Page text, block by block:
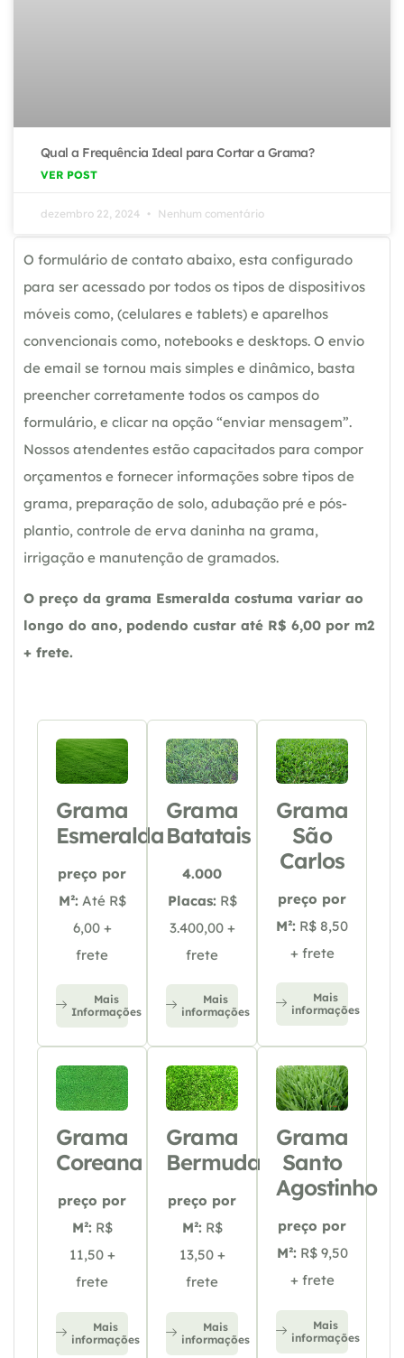
Qual a Frequência Ideal para Cortar a Grama?
VER POST
dezembro 22, 2024 Nenhum comentário
O formulário de contato abaixo, esta configurado
para ser acessado por todos os tipos de dispositivos
móveis como, (celulares e tablets) e aparelhos
convencionais como, notebooks e desktops. O envio
de email se tornou mais simples e dinâmico, basta
preencher corretamente todos os campos do
formulário, e clicar na opção “enviar mensagem”.
Nossos atendentes estão capacitados para compor
orçamentos e fornecer informações sobre tipos de
grama, preparação de solo, adubação pré e pós-
plantio, controle de erva daninha na grama,
irrigação e manutenção de gramados.
O preço da grama Esmeralda costuma variar ao
longo do ano, podendo custar até R$ 6,00 por m2
+ frete.
Grama
Esmeralda
preço por
M²: Até R$
6,00 +
frete
Mais
Informações
Grama
Batatais
4.000
Placas: R$
3.400,00 +
frete
Mais
informações
Grama
São
Carlos
preço por
M²: R$ 8,50
+ frete
Mais
informações
Grama
Coreana
preço por
M²: R$
11,50 +
frete
Mais
informações
Grama
Bermuda
preço por
M²: R$
13,50 +
frete
Mais
informações
Grama
Santo
Agostinho
preço por
M²: R$ 9,50
+ frete
Mais
informações